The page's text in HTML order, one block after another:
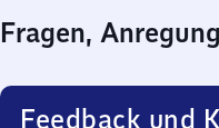
Fragen,
Feedback und